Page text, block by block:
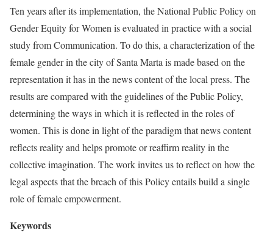
Ten years after its implementation, the National Public Policy on
Gender Equity for Women is evaluated in practice with a social
study from Communication. To do this, a characterization of the
female gender in the city of Santa Marta is made based on the
representation it has in the news content of the local press. The
results are compared with the guidelines of the Public Policy,
determining the ways in which it is reflected in the roles of
women. This is done in light of the paradigm that news content
reflects reality and helps promote or reaffirm reality in the
collective imagination. The work invites us to reflect on how the
legal aspects that the breach of this Policy entails build a single
role of female empowerment.
Keywords